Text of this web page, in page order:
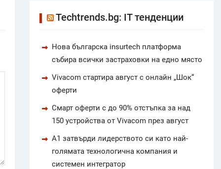
Techtrends.bg: IT тенденции
Нова българска insurtech платформа
събира всички застраховки на едно място
Vivacom стартира август с онлайн „Шок“
оферти
Смарт оферти с до 90% отстъпка за над
150 устройства от Vivacom през август
А1 затвърди лидерството си като най-
голямата технологична компания и
системен интегратор